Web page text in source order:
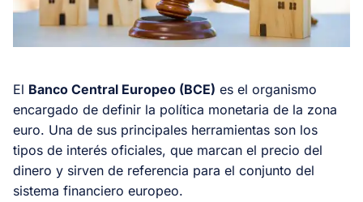
El Banco Central Europeo (BCE) es el organismo
encargado de definir la política monetaria de la zona
euro. Una de sus principales herramientas son los
tipos de interés oficiales, que marcan el precio del
dinero y sirven de referencia para el conjunto del
sistema financiero europeo.